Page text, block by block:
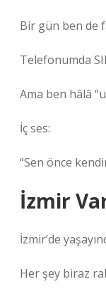
Bir gün ben de
Telefonumda
Ama ben hâlâ
İç ses:
“Sen önce
İzmir
İzmir’de
Her şey biraz